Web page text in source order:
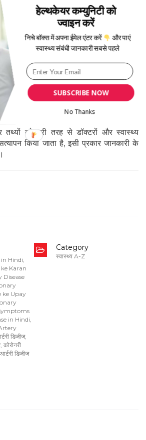
इसलिए कोई भी लक्षण दिखने पर तुरंत ही
उनसे सलाह ले।
एक डिजिटल हेल्थ केयर प्लेटफार्म है जो
और सुविधाओं को आपस में जोड़ता है।
लिए स्वास्थ्य समाचार, हेल्थ टिप्स और हेल्थ से
के माध्यम से पहुंचाता है जिसको हेल्थ एक्सपर्ट्स
जाता है । GoMedii ब्लॉग में पब्लिश होने
को पूरी तरह से डॉक्टरों और स्वास्थ्य
किया जाता है, इसी प्रकार जानकारी के
Hindi,
Karan
ke Upay
in Hindi,
डिजीज,
, कोरोनरी
डिजीज
Category
स्वास्थ्य A-Z
SUBSCRIBE NOW
हेल्थकेयर कम्युनिटी को
ज्वाइन करें
निचे बॉक्स में अपना ईमेल एंटर करें
और पाएं
स्वास्थ्य संबंधी जानकारी सबसे पहले
No Thanks